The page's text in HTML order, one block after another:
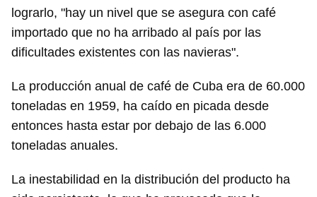
lograrlo, "hay un nivel que se asegura con café
importado que no ha arribado al país por las
dificultades existentes con las navieras".
La producción anual de café de Cuba era de 60.000
toneladas en 1959, ha caído en picada desde
entonces hasta estar por debajo de las 6.000
toneladas anuales.
La inestabilidad en la distribución del producto ha